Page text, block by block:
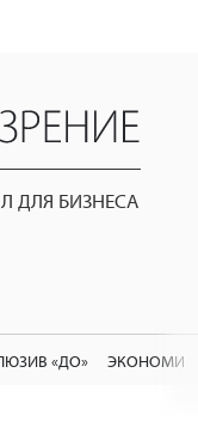
ДЛЯ БИЗНЕСА
«ДО»